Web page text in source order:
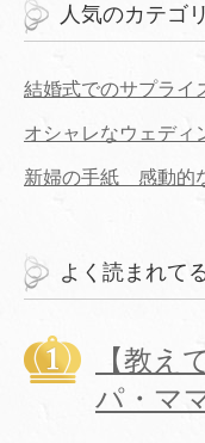
人気のカテゴリ
結婚式でのサプライ
オシャレなウェディ
新婦の手紙 感動的
よく読まれて
【教え
パ・マ